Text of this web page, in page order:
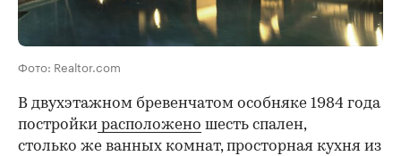
Фото: Realtor.com
В двухэтажном бревенчатом особняке 1984 года
постройки расположено шесть спален,
столько же ванных комнат, просторная кухня из